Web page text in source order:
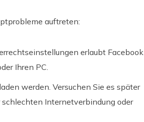
auftreten:
erlaubt Facebook
Ihren PC.
werden. Versuchen Sie es später
Internetverbindung oder